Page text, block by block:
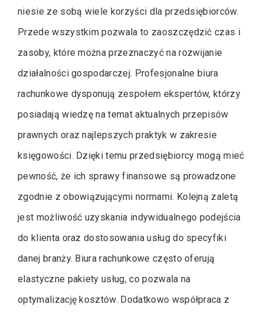
niesie ze sobą wiele korzyści dla przedsiębiorców.
Przede wszystkim pozwala to zaoszczędzić czas i
zasoby, które można przeznaczyć na rozwijanie
działalności gospodarczej. Profesjonalne biura
rachunkowe dysponują zespołem ekspertów, którzy
posiadają wiedzę na temat aktualnych przepisów
prawnych oraz najlepszych praktyk w zakresie
księgowości. Dzięki temu przedsiębiorcy mogą mieć
pewność, że ich sprawy finansowe są prowadzone
zgodnie z obowiązującymi normami. Kolejną zaletą
jest możliwość uzyskania indywidualnego podejścia
do klienta oraz dostosowania usług do specyfiki
danej branży. Biura rachunkowe często oferują
elastyczne pakiety usług, co pozwala na
optymalizację kosztów. Dodatkowo współpraca z